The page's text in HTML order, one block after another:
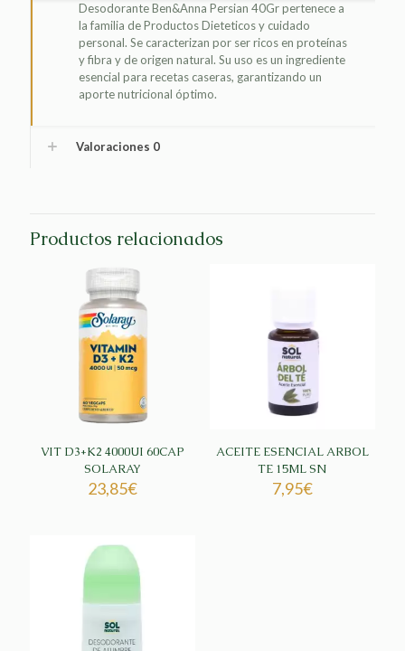
Desodorante Ben&Anna Persian 40Gr pertenece a
la familia de Productos Dieteticos y cuidado
personal. Se caracterizan por ser ricos en proteínas
y fibra y de origen natural. Su uso es un ingrediente
esencial para recetas caseras, garantizando un
aporte nutricional óptimo.
Valoraciones 0
Productos relacionados
VIT D3+K2 4000UI 60CAP
SOLARAY
23,85€
ACEITE ESENCIAL ARBOL
TE 15ML SN
7,95€